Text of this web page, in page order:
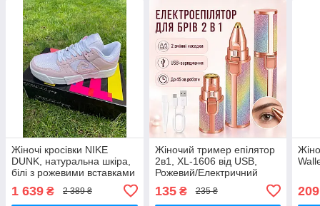
Жіночі кросівки NIKE
DUNK, натуральна шкіра,
білі з рожевими вставками
1 639 ₴ 2 389 ₴
Жіночий тример епілятор
2в1, XL-1606 від USB,
Рожевий/Електричний
Жіночий епілятор для брів
135₴ 235 ₴ 209